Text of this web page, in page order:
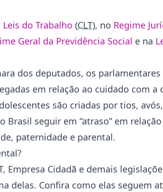
do Trabalho (CLT), no Regime
Geral da Previdência Social e na
dos deputados, os
em relação ao cuidado com a
são criadas por tios,
seguir em “atraso” em
paternidade e parental.
Empresa Cidadã e demais
delas. Confira como elas seguem